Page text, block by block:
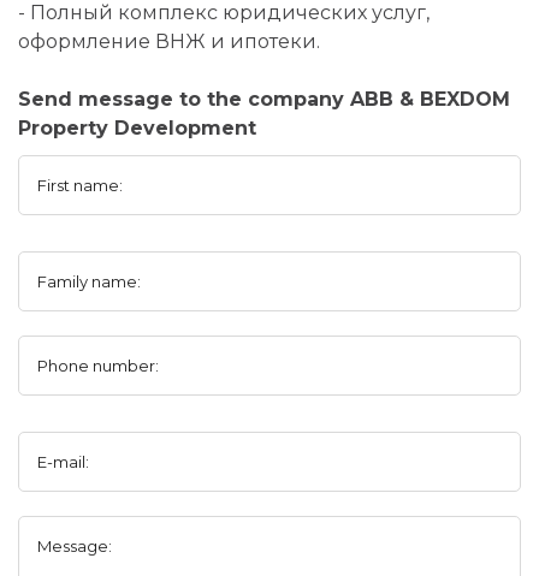
- Полный комплекс юридических услуг,
оформление ВНЖ и ипотеки.
Send message to the company ABB & BEXDOM
Property Development
First name:
Family name:
Phone number:
E-mail:
Message: